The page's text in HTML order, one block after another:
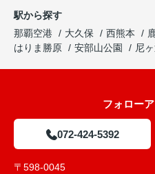
駅から探す
那覇空港
大久保 西熊本
はりま勝原
安部山公園 尼
フォローア
072-424-5392
〒598-0045